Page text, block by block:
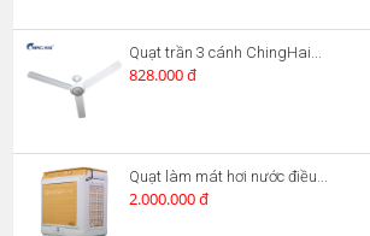
Quạt trần 3 cánh ChingHai...
828.000 đ
Quạt làm mát hơi nước điều...
2.000.000 đ